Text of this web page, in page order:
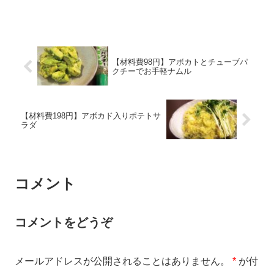
【材料費98円】アボカトとチューブパ
クチーでお手軽ナムル
【材料費198円】アボカド入りポテトサ
ラダ
コメント
コメントをどうぞ
メールアドレスが公開されることはありません。 * が付